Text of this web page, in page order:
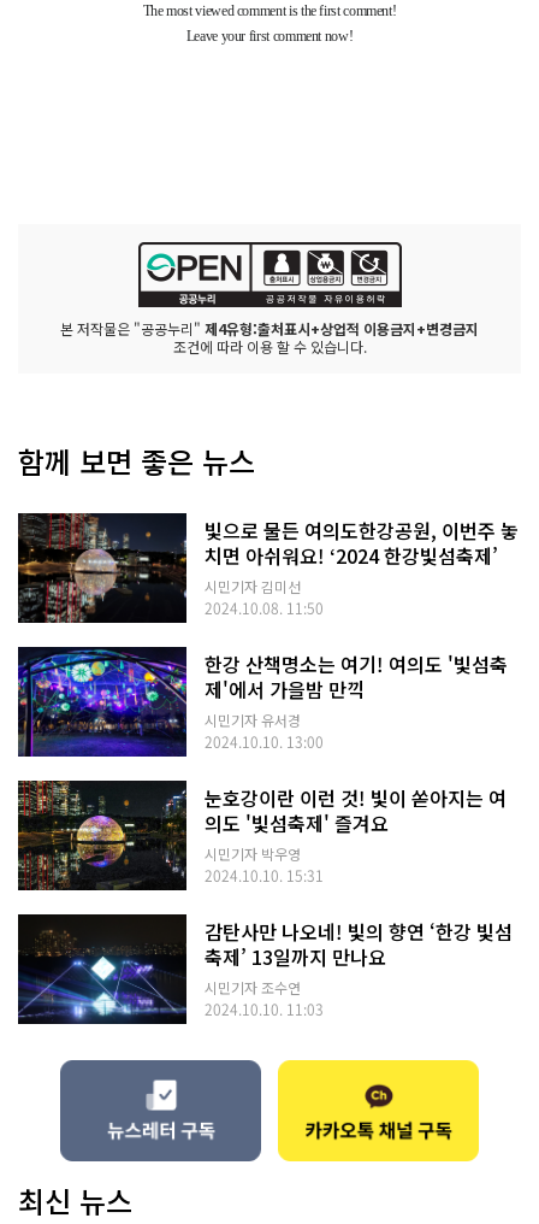
본 저작물은 "공공누리" 제4유형:출처표시+상업적 이용금지+변경금지
조건에 따라 이용 할 수 있습니다.
함께 보면 좋은 뉴스
빛으로 물든 여의도한강공원, 이번주 놓
치면 아쉬워요! ‘2024 한강빛섬축제’
시민기자 김미선
2024.10.08. 11:50
한강 산책명소는 여기! 여의도 '빛섬축
제'에서 가을밤 만끽
시민기자 유서경
2024.10.10. 13:00
눈호강이란 이런 것! 빛이 쏟아지는 여
의도 '빛섬축제' 즐겨요
시민기자 박우영
2024.10.10. 15:31
감탄사만 나오네! 빛의 향연 ‘한강 빛섬
축제’ 13일까지 만나요
시민기자 조수연
2024.10.10. 11:03
최신 뉴스